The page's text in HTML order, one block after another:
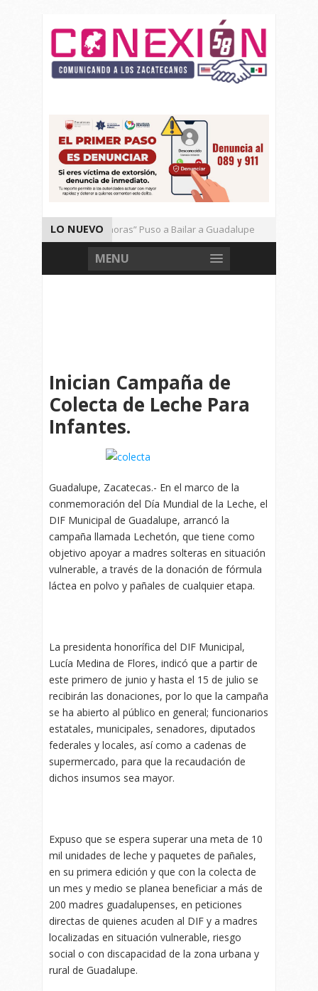
LO NUEVO
El Ritmo de las “Sonoras” Puso a Bailar a Guadalupe
Vencen los Mineros a Correcaminos 95-76
Gran Festival
MENU
Inician Campaña de
Colecta de Leche Para
Infantes.
Guadalupe, Zacatecas.- En el marco de la
conmemoración del Día Mundial de la Leche, el
DIF Municipal de Guadalupe, arrancó la
campaña llamada Lechetón, que tiene como
objetivo apoyar a madres solteras en situación
vulnerable, a través de la donación de fórmula
láctea en polvo y pañales de cualquier etapa.
La presidenta honorífica del DIF Municipal,
Lucía Medina de Flores, indicó que a partir de
este primero de junio y hasta el 15 de julio se
recibirán las donaciones, por lo que la campaña
se ha abierto al público en general; funcionarios
estatales, municipales, senadores, diputados
federales y locales, así como a cadenas de
supermercado, para que la recaudación de
dichos insumos sea mayor.
Expuso que se espera superar una meta de 10
mil unidades de leche y paquetes de pañales,
en su primera edición y que con la colecta de
un mes y medio se planea beneficiar a más de
200 madres guadalupenses, en peticiones
directas de quienes acuden al DIF y a madres
localizadas en situación vulnerable, riesgo
social o con discapacidad de la zona urbana y
rural de Guadalupe.